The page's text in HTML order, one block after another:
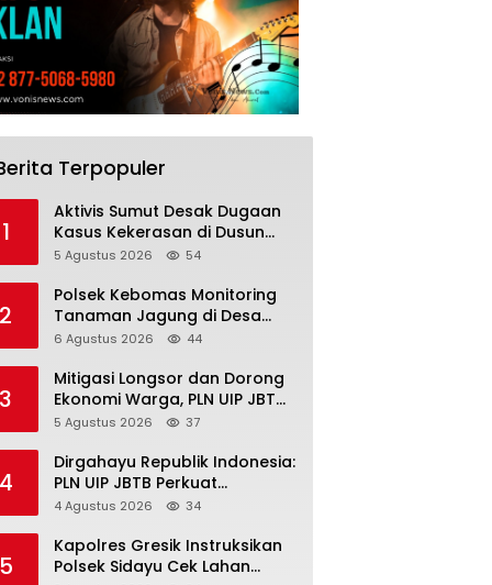
Terpopuler
1
Aktivis Sumut Desak Dugaan
Kasus Kekerasan di Dusun
Balakka, Desa Gunung
5 Agustus 2026 54
2
Polsek Kebomas Monitoring
Tanaman Jagung di Desa
Kembangan, Perkuat
Nasional
6 Agustus 2026 44
3
Mitigasi Longsor dan Dorong
Ekonomi Warga, PLN UIP JBTB
Salurkan Bantuan Konservasi
Aceh di Banyuwangi
5 Agustus 2026 37
4
Dirgahayu Republik Indonesia:
PLN UIP JBTB Perkuat
Kepemimpinan Perempuan
2026
4 Agustus 2026 34
5
Kapolres Gresik Instruksikan
Polsek Sidayu Cek Lahan